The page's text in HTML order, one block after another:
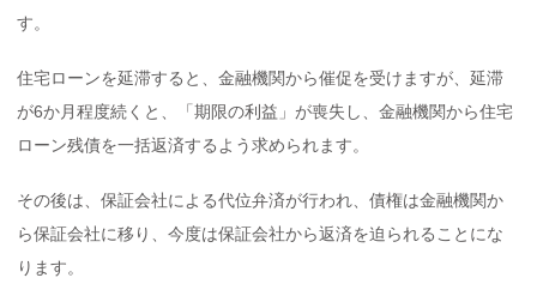
す。
住宅ローンを延滞すると、金融機関から催促を受けますが、延滞
が6か月程度続くと、「期限の利益」が喪失し、金融機関から住宅
ローン残債を一括返済するよう求められます。
その後は、保証会社による代位弁済が行われ、債権は金融機関か
ら保証会社に移り、今度は保証会社から返済を迫られることにな
ります。